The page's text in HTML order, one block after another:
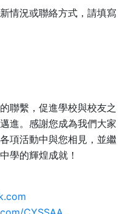
情況或聯絡方式，請填寫
聯繫，促進學校與校友之
進。感謝您成為我們大家
項活動中與您相見，並繼
學的輝煌成就！